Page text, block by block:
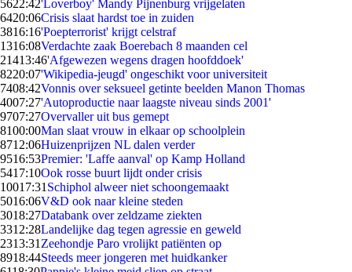
5622:42'Loverboy' Mandy Pijnenburg vrijgelaten
6420:06Crisis slaat hardst toe in zuiden
3816:16'Poepterrorist' krijgt celstraf
1316:08Verdachte zaak Boerebach 8 maanden cel
21413:46'Afgewezen wegens dragen hoofddoek'
8220:07'Wikipedia-jeugd' ongeschikt voor universiteit
7408:42Vonnis over seksueel getinte beelden Manon Thomas
4007:27'Autoproductie naar laagste niveau sinds 2001'
9707:27Overvaller uit bus gemept
8100:00Man slaat vrouw in elkaar op schoolplein
8712:06Huizenprijzen NL dalen verder
9516:53Premier: 'Laffe aanval' op Kamp Holland
5417:10Ook rosse buurt lijdt onder crisis
10017:31 Schiphol alweer niet schoongemaakt
5016:06V&D ook naar kleine steden
3018:27Databank over zeldzame ziekten
3312:28Landelijke dag tegen agressie en geweld
2313:31 Zeehondje Paro vrolijkt patiënten op
8918:44Steeds meer jongeren met huidkanker